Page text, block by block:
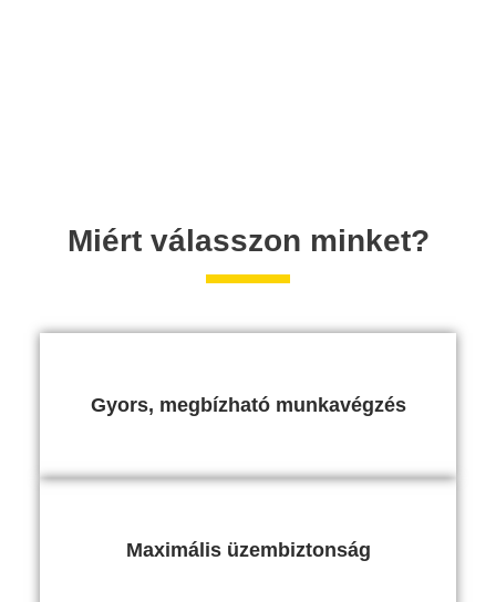
Miért válasszon minket?
Gyors, megbízható munkavégzés
Maximális üzembiztonság